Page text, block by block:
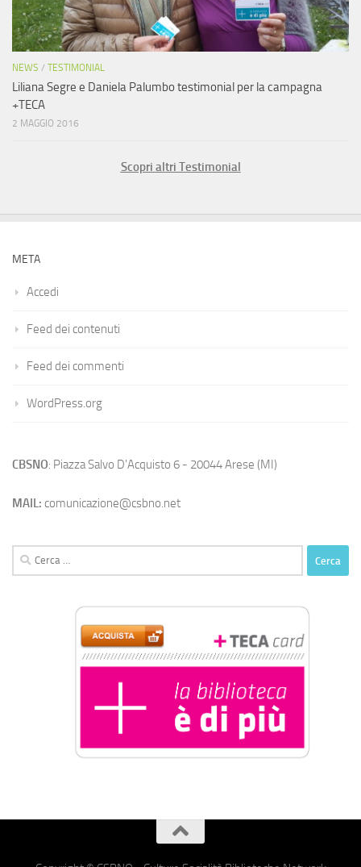
NEWS / TESTIMONIAL
Liliana Segre e Daniela Palumbo testimonial per la campagna
+TECA
2 MAGGIO 2016
Scopri altri Testimonial
META
Accedi
Feed dei contenuti
Feed dei commenti
WordPress.org
CBSNO: Piazza Salvo D'Acquisto 6 - 20044 Arese (MI)
MAIL: comunicazione@csbno.net
Ricerca
per: